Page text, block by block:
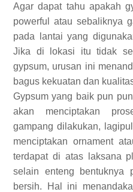
Agar dapat tahu apakah
powerful atau sebaliknya
pada lantai yang
Jika di lokasi itu tidak
gypsum, urusan ini
bagus kekuatan dan
Gypsum yang baik pun
akan menciptakan
gampang dilakukan,
menciptakan ornament
terdapat di atas laksana
selain enteng bentuknya
bersih. Hal ini